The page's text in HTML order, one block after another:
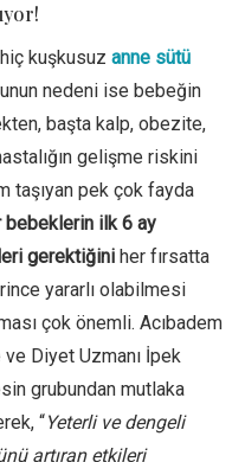
kuşkusuz anne sütü
nedeni ise bebeğin
başta kalp, obezite,
gelişme riskini
taşıyan pek çok fayda
bebeklerin ilk 6 ay
gerektiğiniher fırsatta
yararlı olabilmesi
çok önemli. Acıbadem
Diyet Uzmanı İpek
grubundan mutlaka
“Yeterli ve dengeli
artıran etkileri